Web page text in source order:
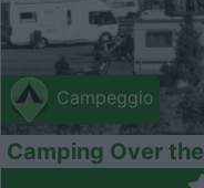
Campeggio
Camping Over